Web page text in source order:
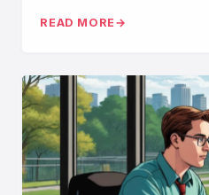
READ MORE